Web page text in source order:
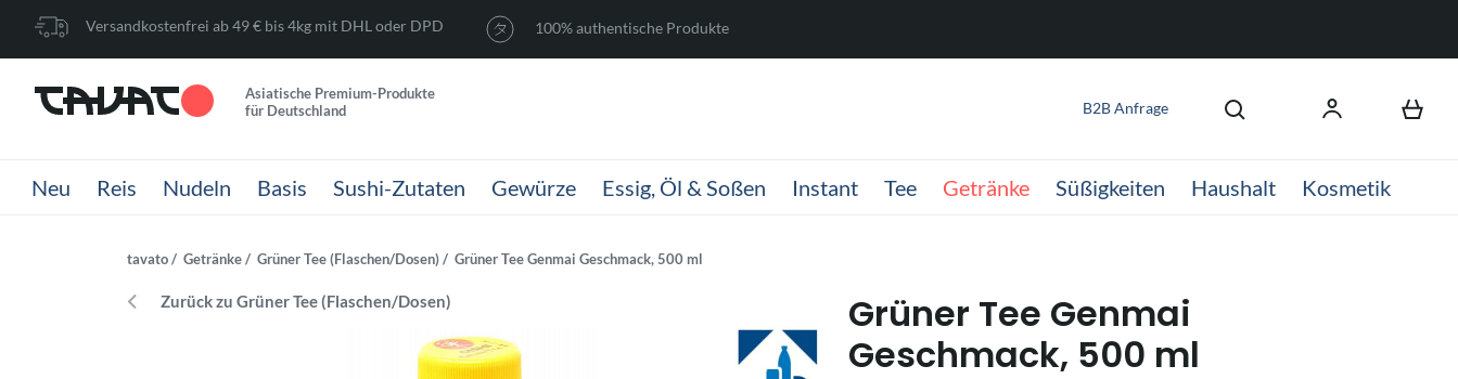
Versandkostenfrei ab 49 € bis 4kg mit DHL oder DPD 100% authentische Produkte
Asiatische Premium-Produkte
für Deutschland
B2B Anfrage
Neu Reis Nudeln Basis Sushi-Zutaten Gewürze Essig, Öl & Soßen Instant Tee Getränke Süßigkeiten Haushalt Kosmetik
tavato Getränke Grüner Tee (Flaschen/Dosen) Grüner Tee Genmai Geschmack, 500 ml
Zurück zu Grüner Tee (Flaschen/Dosen)
Grüner Tee Genmai
Geschmack, 500 ml